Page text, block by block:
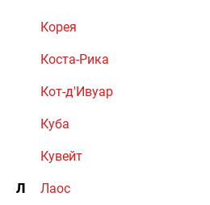
Корея
Коста-Рика
Кот-д'Ивуар
Куба
Кувейт
Л Лаос